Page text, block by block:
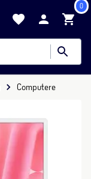
0
Computere